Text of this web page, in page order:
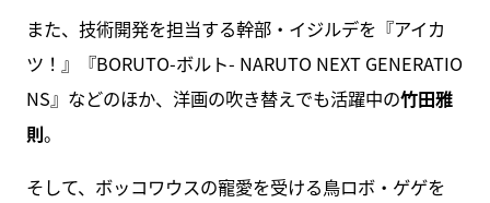
また、技術開発を担当する幹部・イジルデを『アイカ
ツ！』『BORUTO-ボルト- NARUTO NEXT GENERATIO
NS』などのほか、洋画の吹き替えでも活躍中の竹田雅
則。
そして、ボッコワウスの寵愛を受ける鳥ロボ・ゲゲを